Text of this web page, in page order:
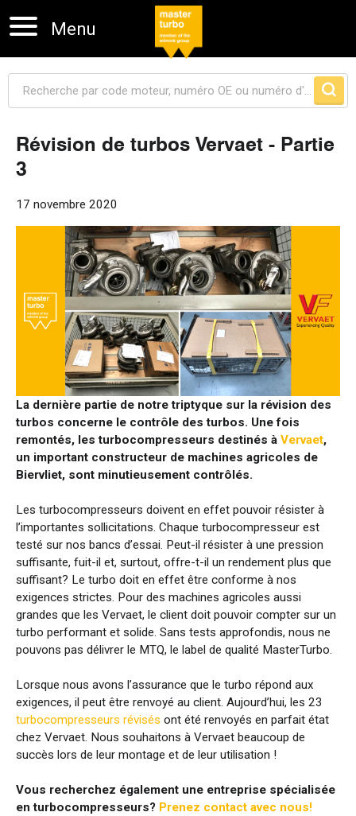
Menu
Sauter la navigation
Révision de turbos Vervaet - Partie
3
17 novembre 2020
La dernière partie de notre triptyque sur la révision des
turbos concerne le contrôle des turbos. Une fois
remontés, les turbocompresseurs destinés à Vervaet,
un important constructeur de machines agricoles de
Biervliet, sont minutieusement contrôlés.
Les turbocompresseurs doivent en effet pouvoir résister à
l’importantes sollicitations. Chaque turbocompresseur est
testé sur nos bancs d’essai. Peut-il résister à une pression
suffisante, fuit-il et, surtout, offre-t-il un rendement plus que
suffisant? Le turbo doit en effet être conforme à nos
exigences strictes. Pour des machines agricoles aussi
grandes que les Vervaet, le client doit pouvoir compter sur un
turbo performant et solide. Sans tests approfondis, nous ne
pouvons pas délivrer le MTQ, le label de qualité MasterTurbo.
Lorsque nous avons l’assurance que le turbo répond aux
exigences, il peut être renvoyé au client. Aujourd’hui, les 23
turbocompresseurs révisés ont été renvoyés en parfait état
chez Vervaet. Nous souhaitons à Vervaet beaucoup de
succès lors de leur montage et de leur utilisation !
Vous recherchez également une entreprise spécialisée
en turbocompresseurs? Prenez contact avec nous!